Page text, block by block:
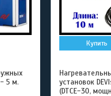
- 5 м.
Купить
установок
(DTCE-30,